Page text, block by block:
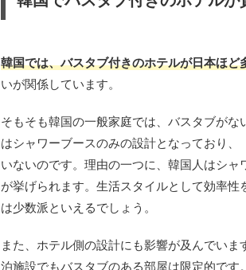
韓国では、バスタブ付きのホテルが日本ほど
いが関係しています。
そもそも韓国の一般家庭では、バスタブが
はシャワーブースのみの設計となっており
いないのです。理由の一つに、韓国人はシ
が挙げられます。生活スタイルとして効率
は少数派といえるでしょう。
また、ホテル側の設計にも影響が及んでい
泊施設でもバスタブのある部屋は限定的です